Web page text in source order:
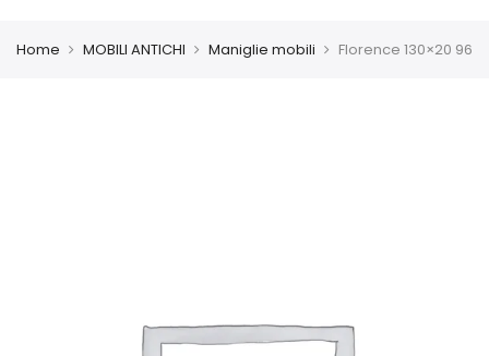
Home MOBILI ANTICHI Maniglie mobili Florence 130×20 96